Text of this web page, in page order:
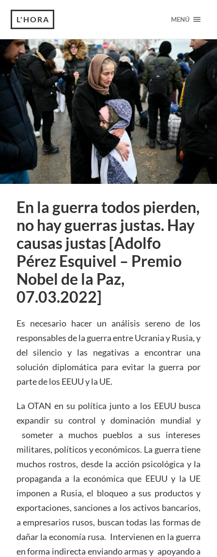
L'HORA MENÚ
En la guerra todos pierden,
no hay guerras justas. Hay
causas justas [Adolfo
Pérez Esquivel – Premio
Nobel de la Paz,
07.03.2022]
Es necesario hacer un análisis sereno de los
responsables de la guerra entre Ucrania y Rusia, y
del silencio y las negativas a encontrar una
solución diplomática para evitar la guerra por
parte de los EEUU y la UE.
La OTAN en su política junto a los EEUU busca
expandir su control y dominación mundial y
someter a muchos pueblos a sus intereses
militares, políticos y económicos. La guerra tiene
muchos rostros, desde la acción psicológica y la
propaganda a la económica que EEUU y la UE
imponen a Rusia, el bloqueo a sus productos y
exportaciones, sanciones a los activos bancarios,
a empresarios rusos, buscan todas las formas de
dañar la economía rusa. Intervienen en la guerra
en forma indirecta enviando armas y apoyando a